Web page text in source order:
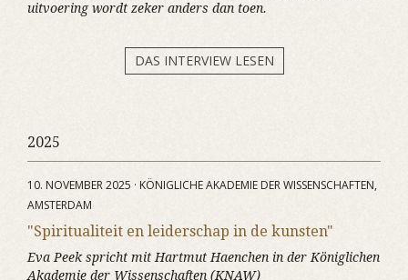
uitvoering wordt zeker anders dan toen.
DAS INTERVIEW LESEN
2025
10. NOVEMBER 2025 · KÖNIGLICHE AKADEMIE DER WISSENSCHAFTEN,
AMSTERDAM
"Spiritualiteit en leiderschap in de kunsten"
Eva Peek spricht mit Hartmut Haenchen in der Königlichen
Akademie der Wissenschaften (KNAW)